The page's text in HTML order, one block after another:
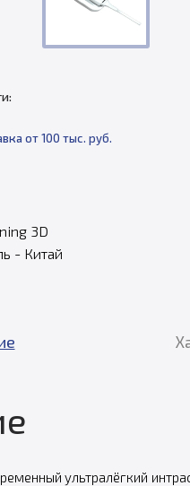
от 100 тыс. руб.
3D
- Китай
ультралёгкий